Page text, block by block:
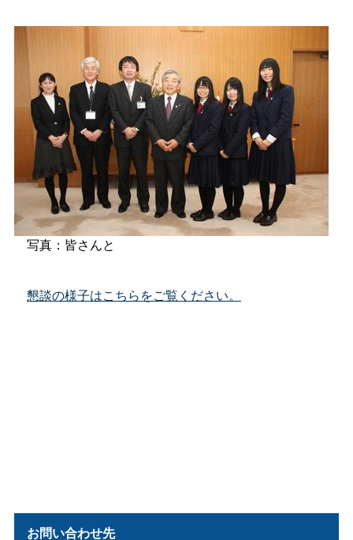
写真：皆さんと
懇談の様子はこちらをご覧ください。
お問い合わせ先